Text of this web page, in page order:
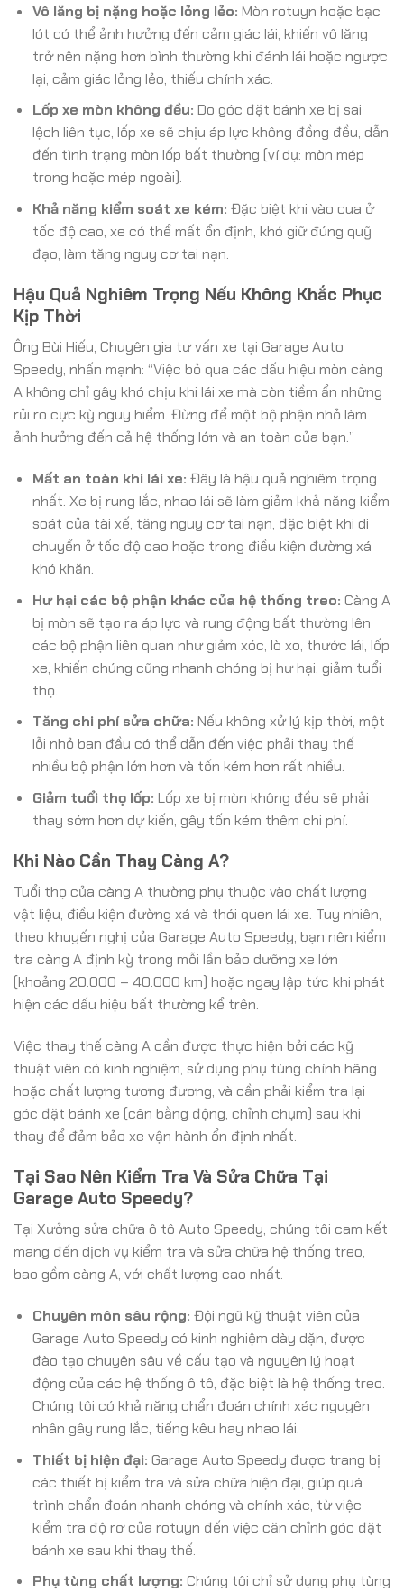
Vô lăng bị nặng hoặc lỏng lẻo: Mòn rotuyn hoặc bạc
lót có thể ảnh hưởng đến cảm giác lái, khiến vô lăng
trở nên nặng hơn bình thường khi đánh lái hoặc ngược
lại, cảm giác lỏng lẻo, thiếu chính xác.
Lốp xe mòn không đều: Do góc đặt bánh xe bị sai
lệch liên tục, lốp xe sẽ chịu áp lực không đồng đều, dẫn
đến tình trạng mòn lốp bất thường (ví dụ: mòn mép
trong hoặc mép ngoài).
Khả năng kiểm soát xe kém: Đặc biệt khi vào cua ở
tốc độ cao, xe có thể mất ổn định, khó giữ đúng quỹ
đạo, làm tăng nguy cơ tai nạn.
Hậu Quả Nghiêm Trọng Nếu Không Khắc Phục
Kịp Thời
Ông Bùi Hiếu, Chuyên gia tư vấn xe tại Garage Auto
Speedy, nhấn mạnh: “Việc bỏ qua các dấu hiệu mòn càng
A không chỉ gây khó chịu khi lái xe mà còn tiềm ẩn những
rủi ro cực kỳ nguy hiểm. Đừng để một bộ phận nhỏ làm
ảnh hưởng đến cả hệ thống lớn và an toàn của bạn.”
Mất an toàn khi lái xe: Đây là hậu quả nghiêm trọng
nhất. Xe bị rung lắc, nhao lái sẽ làm giảm khả năng kiểm
soát của tài xế, tăng nguy cơ tai nạn, đặc biệt khi di
chuyển ở tốc độ cao hoặc trong điều kiện đường xá
khó khăn.
Hư hại các bộ phận khác của hệ thống treo: Càng A
bị mòn sẽ tạo ra áp lực và rung động bất thường lên
các bộ phận liên quan như giảm xóc, lò xo, thước lái, lốp
xe, khiến chúng cũng nhanh chóng bị hư hại, giảm tuổi
thọ.
Tăng chi phí sửa chữa: Nếu không xử lý kịp thời, một
lỗi nhỏ ban đầu có thể dẫn đến việc phải thay thế
nhiều bộ phận lớn hơn và tốn kém hơn rất nhiều.
Giảm tuổi thọ lốp: Lốp xe bị mòn không đều sẽ phải
thay sớm hơn dự kiến, gây tốn kém thêm chi phí.
Khi Nào Cần Thay Càng A?
Tuổi thọ của càng A thường phụ thuộc vào chất lượng
vật liệu, điều kiện đường xá và thói quen lái xe. Tuy nhiên,
theo khuyến nghị của Garage Auto Speedy, bạn nên kiểm
tra càng A định kỳ trong mỗi lần bảo dưỡng xe lớn
(khoảng 20.000 – 40.000 km) hoặc ngay lập tức khi phát
hiện các dấu hiệu bất thường kể trên.
Việc thay thế càng A cần được thực hiện bởi các kỹ
thuật viên có kinh nghiệm, sử dụng phụ tùng chính hãng
hoặc chất lượng tương đương, và cần phải kiểm tra lại
góc đặt bánh xe (cân bằng động, chỉnh chụm) sau khi
thay để đảm bảo xe vận hành ổn định nhất.
Tại Sao Nên Kiểm Tra Và Sửa Chữa Tại
Garage Auto Speedy?
Tại Xưởng sửa chữa ô tô Auto Speedy, chúng tôi cam kết
mang đến dịch vụ kiểm tra và sửa chữa hệ thống treo,
bao gồm càng A, với chất lượng cao nhất.
Chuyên môn sâu rộng: Đội ngũ kỹ thuật viên của
Garage Auto Speedy có kinh nghiệm dày dặn, được
đào tạo chuyên sâu về cấu tạo và nguyên lý hoạt
động của các hệ thống ô tô, đặc biệt là hệ thống treo.
Chúng tôi có khả năng chẩn đoán chính xác nguyên
nhân gây rung lắc, tiếng kêu hay nhao lái.
Thiết bị hiện đại: Garage Auto Speedy được trang bị
các thiết bị kiểm tra và sửa chữa hiện đại, giúp quá
trình chẩn đoán nhanh chóng và chính xác, từ việc
kiểm tra độ rơ của rotuyn đến việc căn chỉnh góc đặt
bánh xe sau khi thay thế.
Phụ tùng chất lượng: Chúng tôi chỉ sử dụng phụ tùng